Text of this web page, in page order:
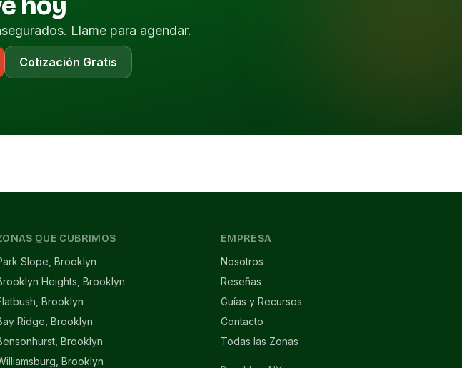
Llame para agendar.
Cotización Gratis
QUE CUBRIMOS
Slope, Brooklyn
Heights, Brooklyn
Brooklyn
Ridge, Brooklyn
Brooklyn
Brooklyn
EMPRESA
Nosotros
Reseñas
Guías y Recursos
Contacto
Todas las Zonas